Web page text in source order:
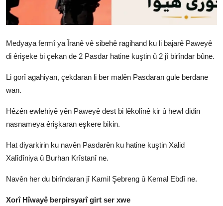
Türkçe Kurdi
Medyaya fermî ya Îranê vê sibehê ragihand ku li bajarê Paweyê
di êrişeke bi çekan de 2 Pasdar hatine kuştin û 2 jî birîndar bûne.
Li gorî agahiyan, çekdaran li ber malên Pasdaran gule berdane
wan.
Hêzên ewlehiyê yên Paweyê dest bi lêkolînê kir û hewl didin
nasnameya êrişkaran eşkere bikin.
Hat diyarkirin ku navên Pasdarên ku hatine kuştin Xalid
Xalîdîniya û Burhan Krîstanî ne.
Navên her du birîndaran jî Kamil Şebreng û Kemal Ebdî ne.
Xorî Hîwayê berpirsyarî girt ser xwe